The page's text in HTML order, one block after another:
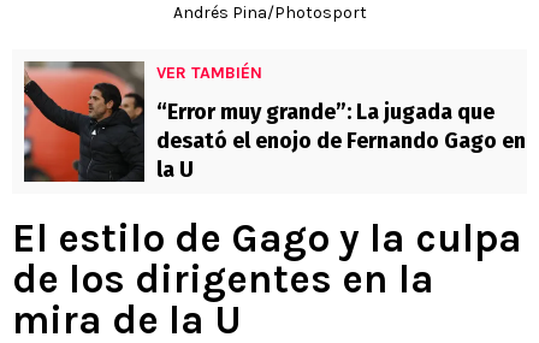
Andrés Pina/Photosport
VER TAMBIÉN
“Error muy grande”: La jugada que
desató el enojo de Fernando Gago en
la U
El estilo de Gago y la culpa
de los dirigentes en la
mira de la U